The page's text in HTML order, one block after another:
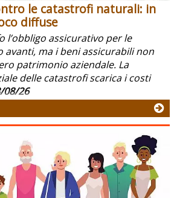
le catastrofi naturali: in
diffuse
l’obbligo assicurativo per le
avanti, ma i beni assicurabili non
patrimonio aziendale. La
delle catastrofi scarica i costi
08/26